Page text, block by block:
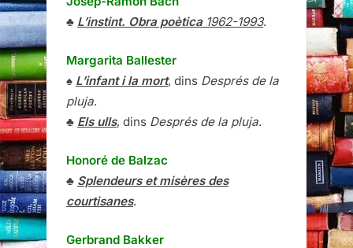
♣ L’instint. Obra poètica1962-1993.
Margarita Ballester
♠ L’infant i la mort, dins Després de la
pluja.
♣ Els ulls, dins Després de la pluja.
Honoré de Balzac
♣ Splendeurs et misères des
courtisanes.
Gerbrand Bakker